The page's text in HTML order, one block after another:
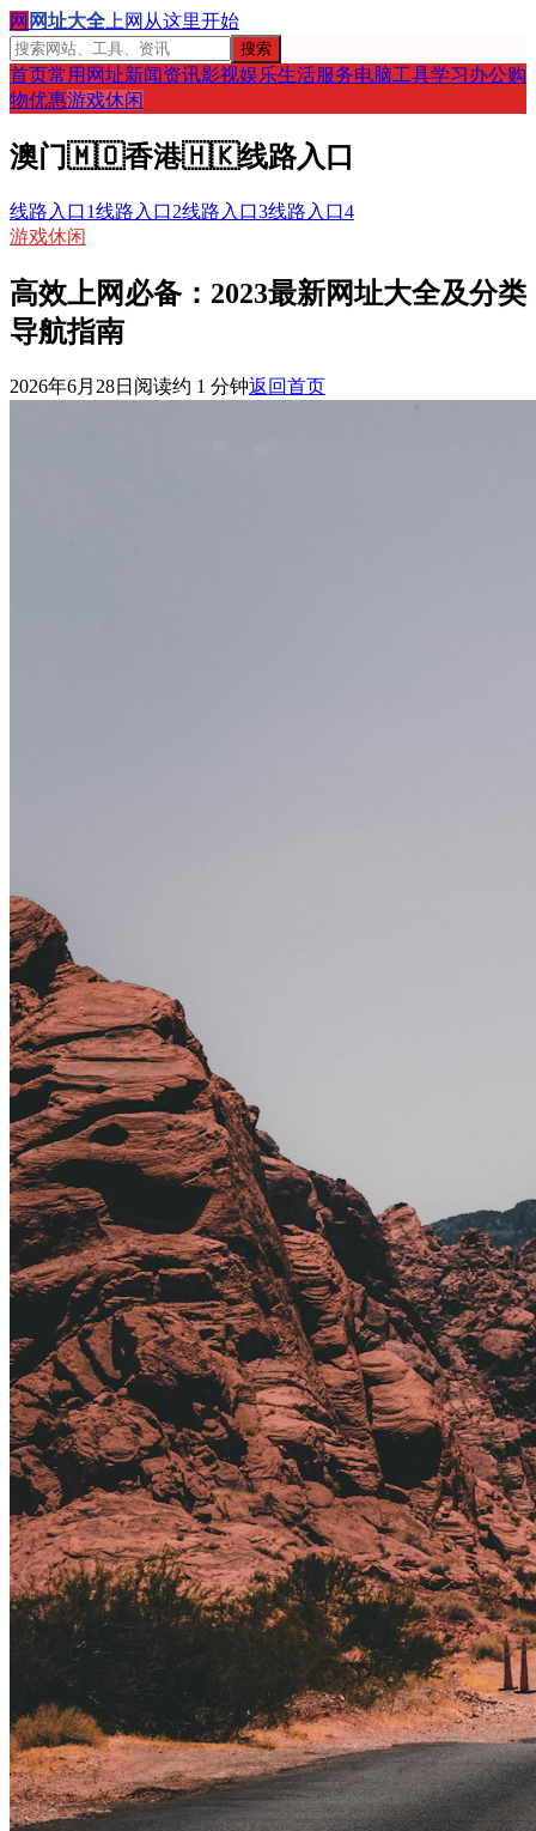
网 网址大全 上网从这里开始
搜索
首页常用网址新闻资讯影视娱乐生活服务电脑工具学习办公购
物优惠游戏休闲
澳门🇲🇴香港🇭🇰线路入口
线路入口1线路入口2线路入口3线路入口4
游戏休闲
高效上网必备：2023最新网址大全及分类
导航指南
2026年6月28日 阅读约 1 分钟返回首页